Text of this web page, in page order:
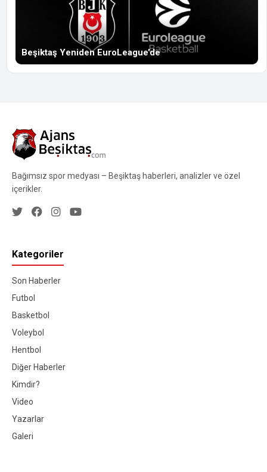
Beşiktaş Yeniden EuroLeague’de
Bağımsız spor medyası – Beşiktaş haberleri, analizler ve özel
içerikler.
Kategoriler
Son Haberler
Futbol
Basketbol
Voleybol
Hentbol
Diğer Haberler
Kimdir?
Video
Yazarlar
Galeri